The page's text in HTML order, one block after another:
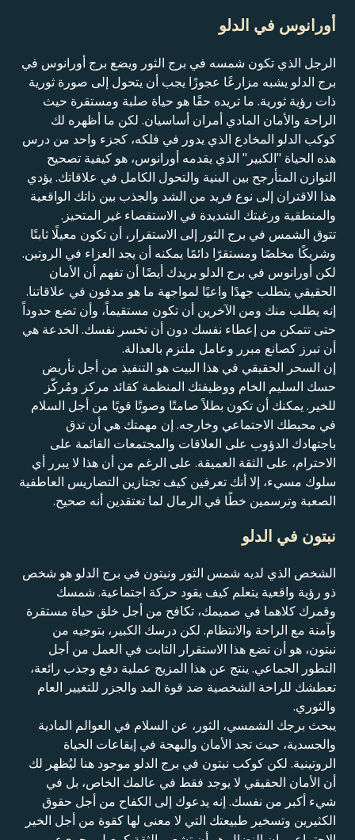
أورانوس في الدلو
الرجل الذي تكون شمسه في برج الثور ويضع برج أورانوس في
برج الدلو يشبه مزارعًا عجوزًا يجب أن يتحول إلى صورة ثورية
ذات رؤية ثورية. ما تريده حقًا هو حياة صلبة ومستقرة حيث
الراحة والأمان المادي أمران أساسيان. لكن ما أظهره لك
كوكب الدلو المخادع الذي يدور في فلكه، كجزء واحد من درس
هذه الحياة "الكبير" الذي يقدمه أورانوس، هو كيفية تصحيح
التوازن المتأرجح بين البنية والتحول الكامل في علاقاتك. يؤدي
هذا الاقتران إلى نوع فريد من الشد والجذب بين ذاتك الواقعية
والمنطقية ورغبتك الشديدة في الاستقصاء غير المتحيز.
تتوق الشمس في برج الثور إلى الاستقرار، أن تكون معيلًا ثابتًا
وشريكًا مخلصًا ومستقرًا دائمًا يمكنه أن يجد العزاء في الروتين.
لكن أورانوس في برج الدلو يريدك أيضًا أن تفهم أن الأمان
الحقيقي يتطلب جهدًا واعيًا لمواجهة ما هو مدفون في علاقاتنا.
إنه يطلب منك ومن الآخرين أن تكون مستقيماً، وأن تضع حدوداً
حتى تتمكن من إعطاء نفسك دون أن تخسر نفسك. الخدعة هي
أن تبرز كصانع مبرر وعامل ملتزم بالعدالة.
إن السحر الحقيقي في هذا البيت هو التنفيذ من أجل تأريض
حسك السليم الخام ووظيفتك المنظمة كقائد مركز ومُركّز
للخير. يمكنك أن تكون بطلاً صامتًا وصوتًا قويًا من أجل السلام
في محيطك الاجتماعي وخارجه. إن مهمتك هي أن تدق
باجتهادك الدؤوب على العلاقات والمجتمعات القائمة على
الاحترام، على الثقة العميقة. على الرغم من أن هذا لا يبرر أي
سلوك مسيء، إلا أنك تعرفين كيف تجتازين التضاريس العاطفية
الصعبة وترسمين خطًا في الرمال لما تعتقدين أنه صحيح.
نبتون في الدلو
الشخص الذي لديه شمس الثور ونبتون في برج الدلو هو شخص
ذو رؤية واقعية يتعلم كيف يقود حركة اجتماعية. شمسك
وقمرك كلاهما في صميمك، تكافح من أجل خلق حياة مستقرة
وآمنة مع الراحة والانتظام. لكن درسك الكبير، بتوجيه من
نبتون، هو أن تضع هذا الاستقرار الثابت في العمل من أجل
التطور الجماعي. ينتج عن هذا المزيج عملية دفع وجذب رائعة،
تعطشك للراحة الشخصية ضد قوة المد والجزر للتغيير العام
والثوري.
يبحث برجك الشمسي، الثور، عن السلام في العوالم المادية
والجسدية، حيث تجد الأمان والبهجة في إيقاعات الحياة
الروتينية. لكن كوكب نبتون في برج الدلو موجود هنا ليُظهر لك
أن الأمان الحقيقي لا يوجد فقط في عالمك الخاص، بل في
شيء أكبر من نفسك. إنه يدعوك إلى الكفاح من أجل حقوق
الكثيرين وتسخير طبيعتك التي لا معنى لها كقوة من أجل الخير